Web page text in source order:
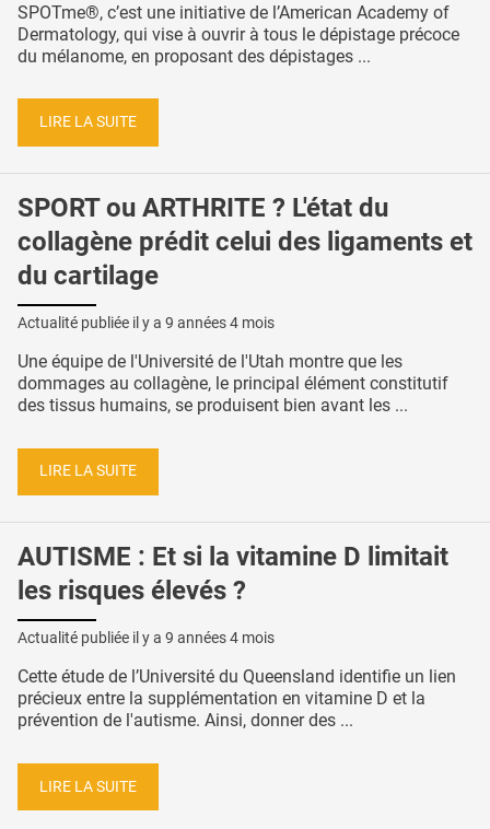
SPOTme®, c’est une initiative de l’American Academy of
Dermatology, qui vise à ouvrir à tous le dépistage précoce
du mélanome, en proposant des dépistages ...
LIRE LA SUITE
SPORT ou ARTHRITE ? L'état du
collagène prédit celui des ligaments et
du cartilage
Actualité publiée il y a 9 années 4 mois
Une équipe de l'Université de l'Utah montre que les
dommages au collagène, le principal élément constitutif
des tissus humains, se produisent bien avant les ...
LIRE LA SUITE
AUTISME : Et si la vitamine D limitait
les risques élevés ?
Actualité publiée il y a 9 années 4 mois
Cette étude de l’Université du Queensland identifie un lien
précieux entre la supplémentation en vitamine D et la
prévention de l'autisme. Ainsi, donner des ...
LIRE LA SUITE